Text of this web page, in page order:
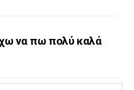
να πω πολύ καλά